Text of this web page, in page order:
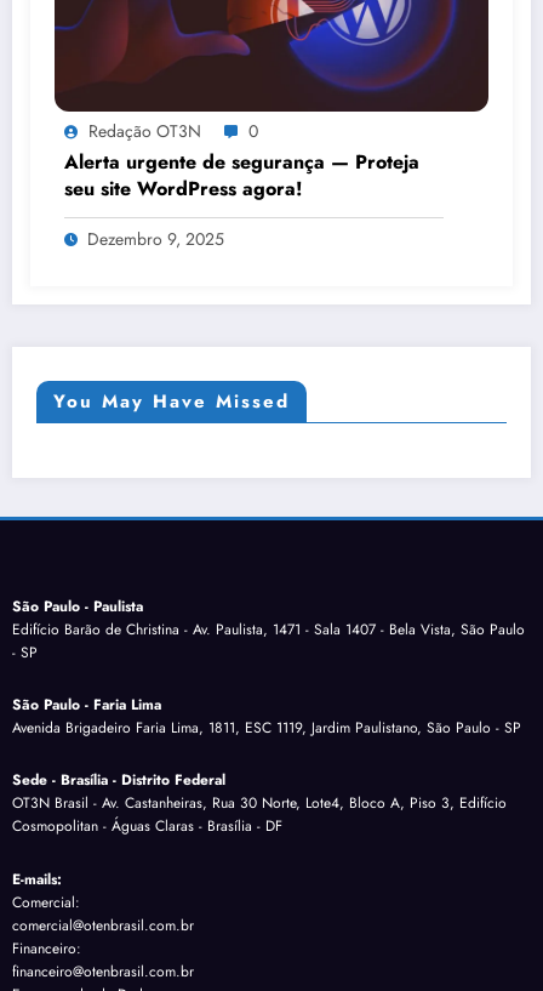
Redação OT3N 0
Alerta urgente de segurança — Proteja
seu site WordPress agora!
Dezembro 9, 2025
You May Have Missed
São Paulo - Paulista
Edifício Barão de Christina - Av. Paulista, 1471 - Sala 1407 - Bela Vista, São Paulo
- SP
São Paulo - Faria Lima
Avenida Brigadeiro Faria Lima, 1811, ESC 1119, Jardim Paulistano, São Paulo - SP
Sede - Brasília - Distrito Federal
OT3N Brasil - Av. Castanheiras, Rua 30 Norte, Lote4, Bloco A, Piso 3, Edifício
Cosmopolitan - Águas Claras - Brasília - DF
E-mails:
Comercial:
comercial@otenbrasil.com.br
Financeiro:
financeiro@otenbrasil.com.br